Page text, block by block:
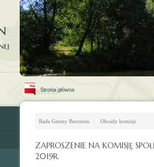
Strona główna
Rada Gminy Burzenin Obrady komisji
ZAPROSZENIE NA KOMISJĘ
2019R.